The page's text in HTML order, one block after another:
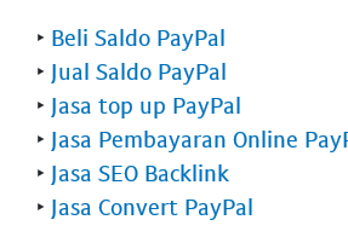
‣ Beli Saldo PayPal
‣ Jual Saldo PayPal
‣ Jasa top up PayPal
‣ Jasa Pembayaran Online
‣ Jasa SEO Backlink
‣ Jasa Convert PayPal